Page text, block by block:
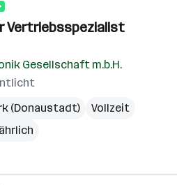
Vertriebsspezialist
Gesellschaft m.b.H.
(Donaustadt)
Vollzeit